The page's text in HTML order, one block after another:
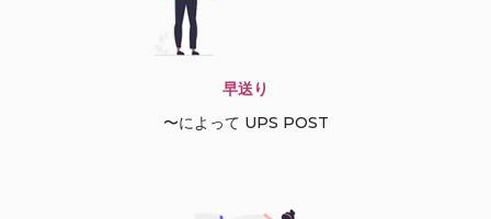
早送り
〜によって UPS POST